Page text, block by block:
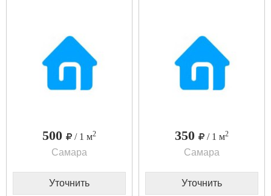
500 / 1 м2
Самара
Уточнить
350 / 1 м2
Самара
Уточнить